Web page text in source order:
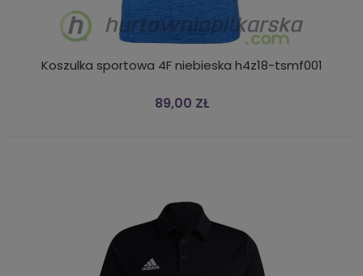
Koszulka sportowa 4F niebieska h4z18-tsmf001
89,00 ZŁ